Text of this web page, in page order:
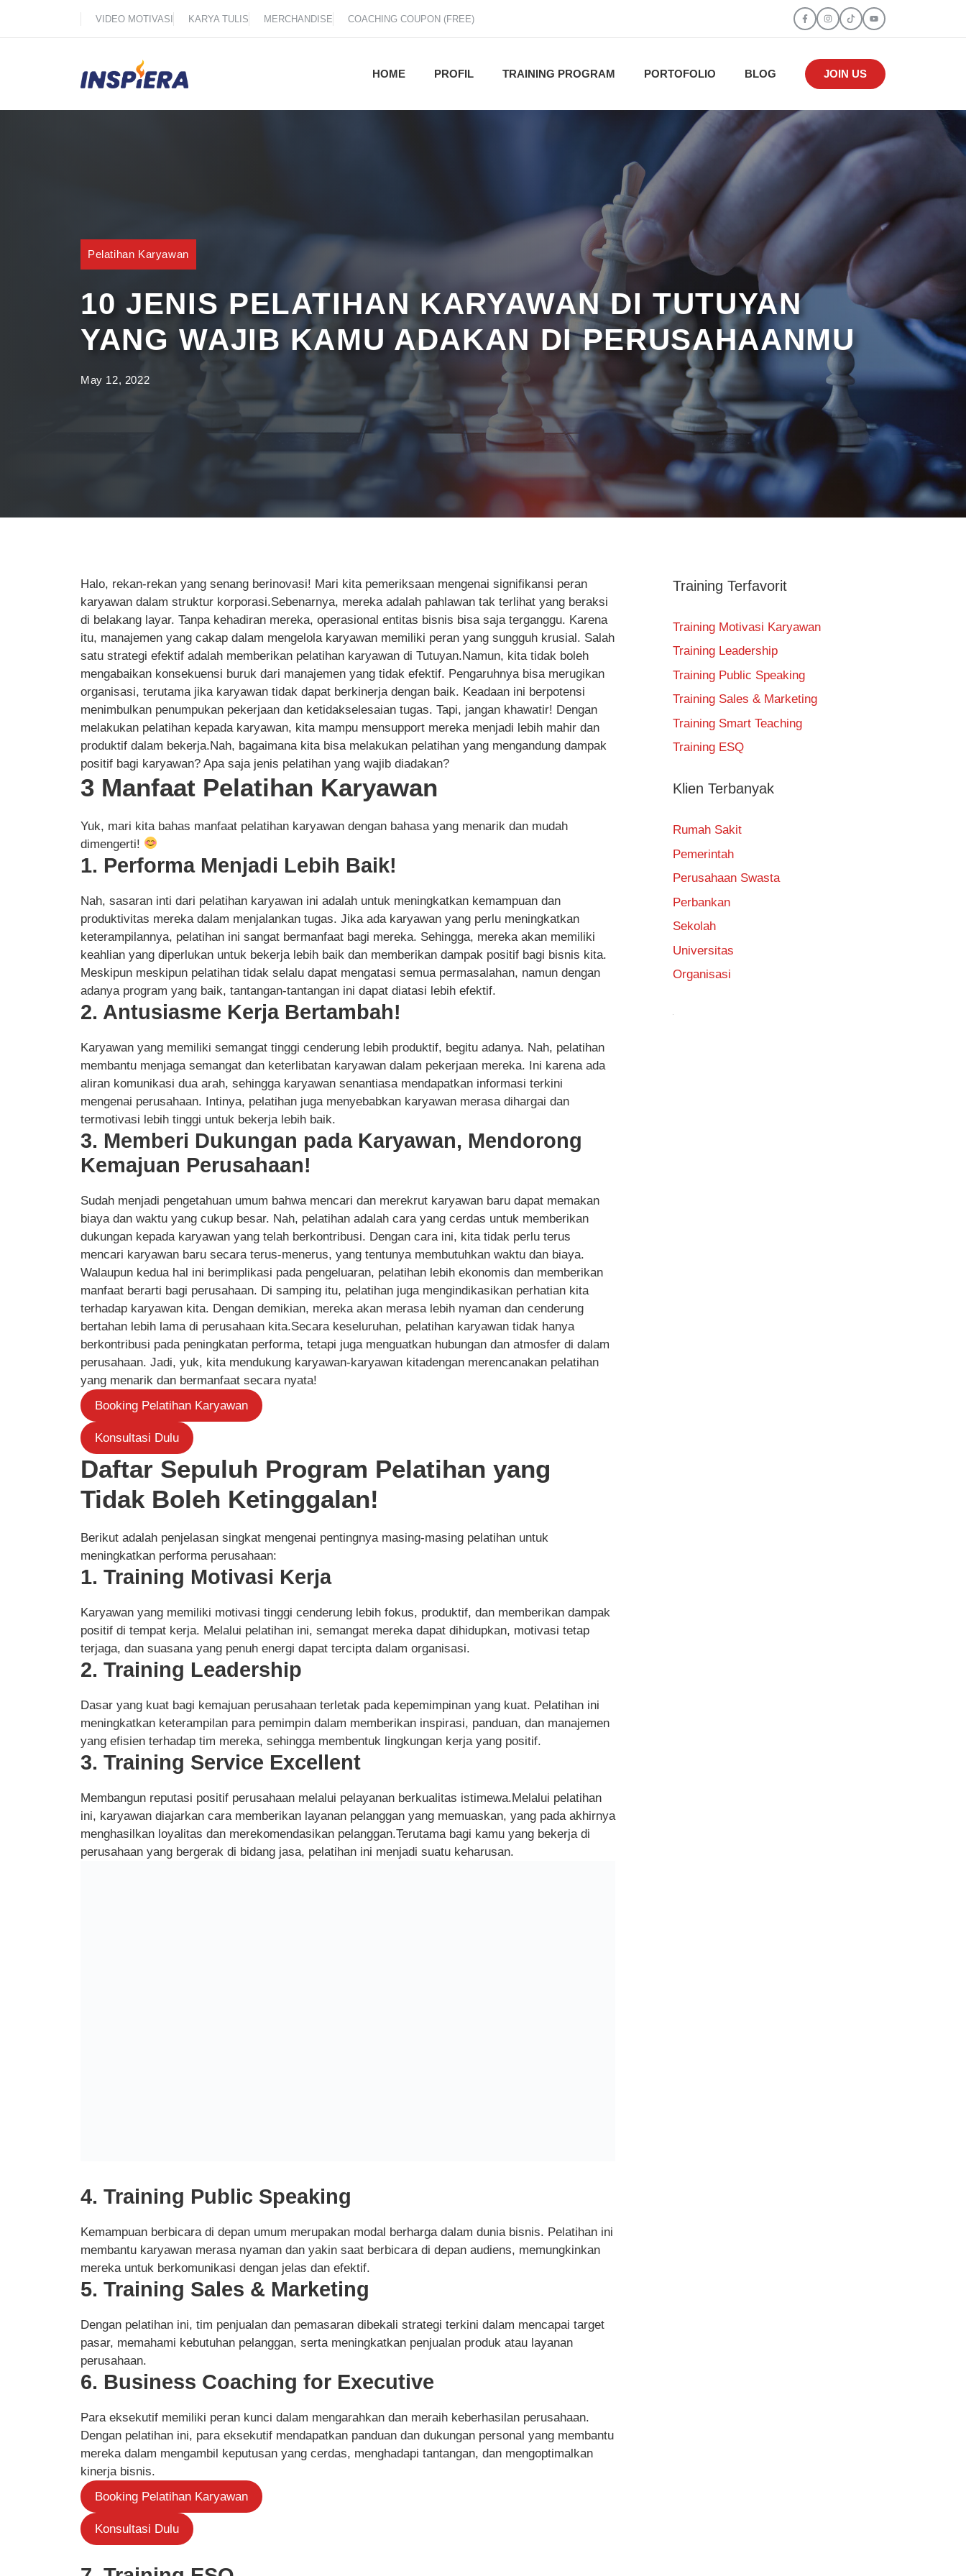
VIDEO MOTIVASI KARYA TULIS MERCHANDISE COACHING COUPON (FREE)
HOME PROFIL TRAINING PROGRAM PORTOFOLIO BLOG JOIN US
Pelatihan Karyawan
10 JENIS PELATIHAN KARYAWAN DI TUTUYAN
YANG WAJIB KAMU ADAKAN DI PERUSAHAANMU
May 12, 2022
Halo, rekan-rekan yang senang berinovasi! Mari kita pemeriksaan mengenai signifikansi peran
karyawan dalam struktur korporasi.Sebenarnya, mereka adalah pahlawan tak terlihat yang beraksi
di belakang layar. Tanpa kehadiran mereka, operasional entitas bisnis bisa saja terganggu. Karena
itu, manajemen yang cakap dalam mengelola karyawan memiliki peran yang sungguh krusial. Salah
satu strategi efektif adalah memberikan pelatihan karyawan di Tutuyan.Namun, kita tidak boleh
mengabaikan konsekuensi buruk dari manajemen yang tidak efektif. Pengaruhnya bisa merugikan
organisasi, terutama jika karyawan tidak dapat berkinerja dengan baik. Keadaan ini berpotensi
menimbulkan penumpukan pekerjaan dan ketidakselesaian tugas. Tapi, jangan khawatir! Dengan
melakukan pelatihan kepada karyawan, kita mampu mensupport mereka menjadi lebih mahir dan
produktif dalam bekerja.Nah, bagaimana kita bisa melakukan pelatihan yang mengandung dampak
positif bagi karyawan? Apa saja jenis pelatihan yang wajib diadakan?
3 Manfaat Pelatihan Karyawan
Yuk, mari kita bahas manfaat pelatihan karyawan dengan bahasa yang menarik dan mudah
dimengerti!
1. Performa Menjadi Lebih Baik!
Nah, sasaran inti dari pelatihan karyawan ini adalah untuk meningkatkan kemampuan dan
produktivitas mereka dalam menjalankan tugas. Jika ada karyawan yang perlu meningkatkan
keterampilannya, pelatihan ini sangat bermanfaat bagi mereka. Sehingga, mereka akan memiliki
keahlian yang diperlukan untuk bekerja lebih baik dan memberikan dampak positif bagi bisnis kita.
Meskipun meskipun pelatihan tidak selalu dapat mengatasi semua permasalahan, namun dengan
adanya program yang baik, tantangan-tantangan ini dapat diatasi lebih efektif.
2. Antusiasme Kerja Bertambah!
Karyawan yang memiliki semangat tinggi cenderung lebih produktif, begitu adanya. Nah, pelatihan
membantu menjaga semangat dan keterlibatan karyawan dalam pekerjaan mereka. Ini karena ada
aliran komunikasi dua arah, sehingga karyawan senantiasa mendapatkan informasi terkini
mengenai perusahaan. Intinya, pelatihan juga menyebabkan karyawan merasa dihargai dan
termotivasi lebih tinggi untuk bekerja lebih baik.
3. Memberi Dukungan pada Karyawan, Mendorong
Kemajuan Perusahaan!
Sudah menjadi pengetahuan umum bahwa mencari dan merekrut karyawan baru dapat memakan
biaya dan waktu yang cukup besar. Nah, pelatihan adalah cara yang cerdas untuk memberikan
dukungan kepada karyawan yang telah berkontribusi. Dengan cara ini, kita tidak perlu terus
mencari karyawan baru secara terus-menerus, yang tentunya membutuhkan waktu dan biaya.
Walaupun kedua hal ini berimplikasi pada pengeluaran, pelatihan lebih ekonomis dan memberikan
manfaat berarti bagi perusahaan. Di samping itu, pelatihan juga mengindikasikan perhatian kita
terhadap karyawan kita. Dengan demikian, mereka akan merasa lebih nyaman dan cenderung
bertahan lebih lama di perusahaan kita.Secara keseluruhan, pelatihan karyawan tidak hanya
berkontribusi pada peningkatan performa, tetapi juga menguatkan hubungan dan atmosfer di dalam
perusahaan. Jadi, yuk, kita mendukung karyawan-karyawan kitadengan merencanakan pelatihan
yang menarik dan bermanfaat secara nyata!
Booking Pelatihan Karyawan
Konsultasi Dulu
Daftar Sepuluh Program Pelatihan yang
Tidak Boleh Ketinggalan!
Berikut adalah penjelasan singkat mengenai pentingnya masing-masing pelatihan untuk
meningkatkan performa perusahaan:
1. Training Motivasi Kerja
Karyawan yang memiliki motivasi tinggi cenderung lebih fokus, produktif, dan memberikan dampak
positif di tempat kerja. Melalui pelatihan ini, semangat mereka dapat dihidupkan, motivasi tetap
terjaga, dan suasana yang penuh energi dapat tercipta dalam organisasi.
2. Training Leadership
Dasar yang kuat bagi kemajuan perusahaan terletak pada kepemimpinan yang kuat. Pelatihan ini
meningkatkan keterampilan para pemimpin dalam memberikan inspirasi, panduan, dan manajemen
yang efisien terhadap tim mereka, sehingga membentuk lingkungan kerja yang positif.
3. Training Service Excellent
Membangun reputasi positif perusahaan melalui pelayanan berkualitas istimewa.Melalui pelatihan
ini, karyawan diajarkan cara memberikan layanan pelanggan yang memuaskan, yang pada akhirnya
menghasilkan loyalitas dan merekomendasikan pelanggan.Terutama bagi kamu yang bekerja di
perusahaan yang bergerak di bidang jasa, pelatihan ini menjadi suatu keharusan.
4. Training Public Speaking
Kemampuan berbicara di depan umum merupakan modal berharga dalam dunia bisnis. Pelatihan ini
membantu karyawan merasa nyaman dan yakin saat berbicara di depan audiens, memungkinkan
mereka untuk berkomunikasi dengan jelas dan efektif.
5. Training Sales & Marketing
Dengan pelatihan ini, tim penjualan dan pemasaran dibekali strategi terkini dalam mencapai target
pasar, memahami kebutuhan pelanggan, serta meningkatkan penjualan produk atau layanan
perusahaan.
6. Business Coaching for Executive
Para eksekutif memiliki peran kunci dalam mengarahkan dan meraih keberhasilan perusahaan.
Dengan pelatihan ini, para eksekutif mendapatkan panduan dan dukungan personal yang membantu
mereka dalam mengambil keputusan yang cerdas, menghadapi tantangan, dan mengoptimalkan
kinerja bisnis.
Booking Pelatihan Karyawan
Konsultasi Dulu
Training Terfavorit
Training Motivasi Karyawan
Training Leadership
Training Public Speaking
Training Sales & Marketing
Training Smart Teaching
Training ESQ
Klien Terbanyak
Rumah Sakit
Pemerintah
Perusahaan Swasta
Perbankan
Sekolah
Universitas
Organisasi